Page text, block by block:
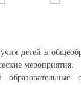
детей в
мероприятия.